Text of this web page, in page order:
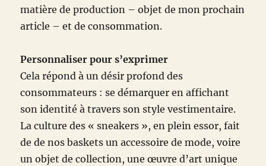
matière de production – objet de mon prochain
article – et de consommation.
Personnaliser pour s’exprimer
Cela répond à un désir profond des
consommateurs : se démarquer en affichant
son identité à travers son style vestimentaire.
La culture des « sneakers », en plein essor, fait
de de nos baskets un accessoire de mode, voire
un objet de collection, une œuvre d’art unique